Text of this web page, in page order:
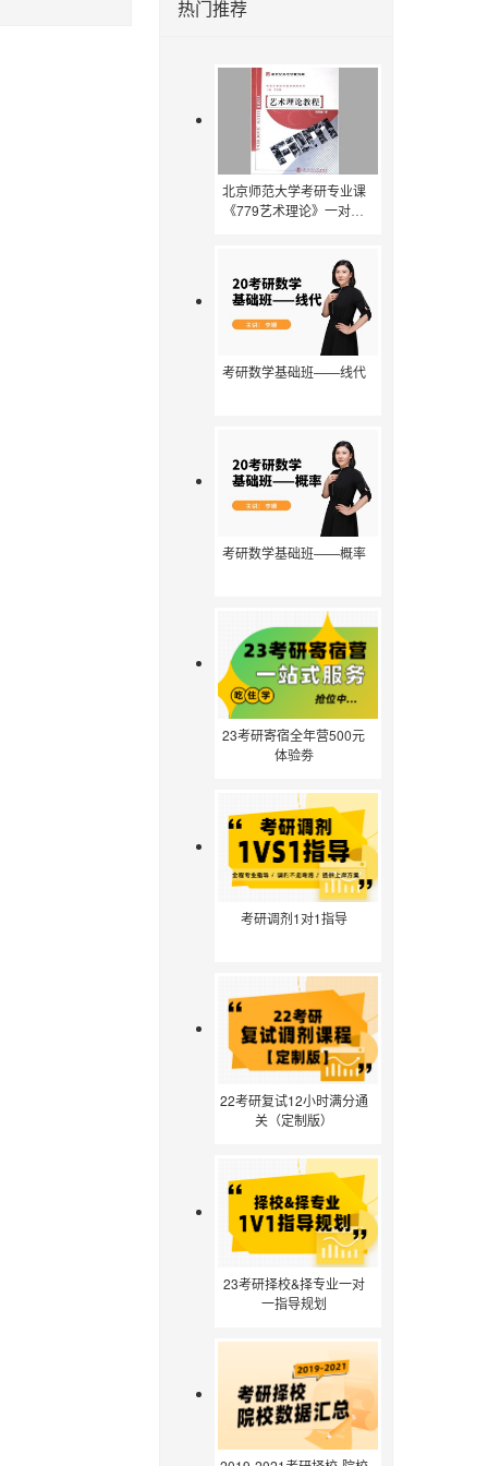
热门推荐
北京师范大学考研专业课
《779艺术理论》一对一
考研数学基础班——线代
考研数学基础班——概率
23考研寄宿全年营500元
体验劵
考研调剂1对1指导
22考研复试12小时满分通
关（定制版）
23考研择校&择专业一对
一指导规划